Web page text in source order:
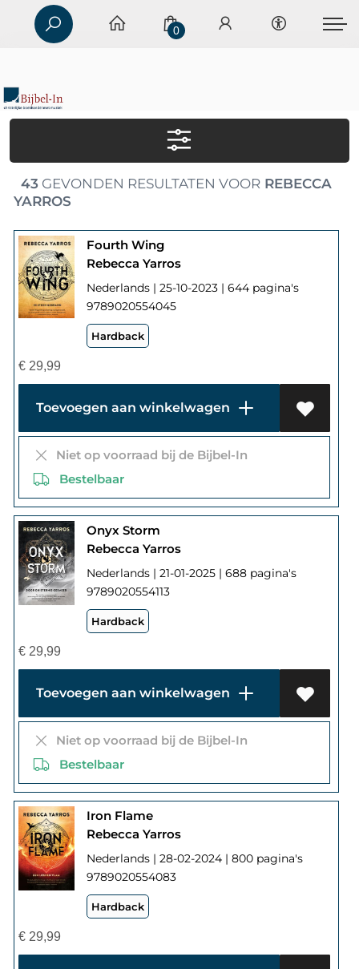
0
43GEVONDEN RESULTATEN VOORREBECCA
YARROS
Fourth Wing
Rebecca Yarros
Nederlands | 25-10-2023 | 644 pagina's
9789020554045
Hardback
€29,99
Toevoegen aan winkelwagen
Niet op voorraad bij de Bijbel-In
Bestelbaar
Onyx Storm
Rebecca Yarros
Nederlands | 21-01-2025 | 688 pagina's
9789020554113
Hardback
€29,99
Toevoegen aan winkelwagen
Niet op voorraad bij de Bijbel-In
Bestelbaar
Iron Flame
Rebecca Yarros
Nederlands | 28-02-2024 | 800 pagina's
9789020554083
Hardback
€29,99